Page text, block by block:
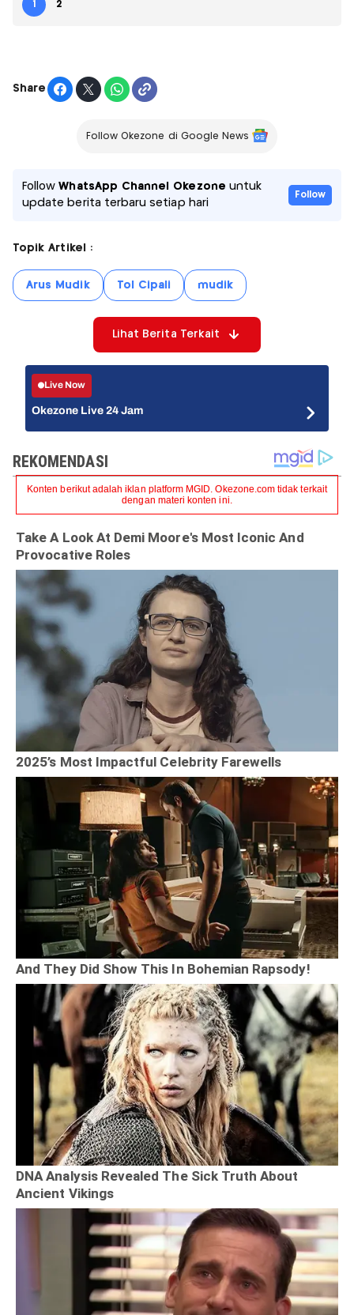
1 2
Share
Follow Okezone di Google News
FollowWhatsApp Channel Okezone untuk
update berita terbaru setiap hari
Follow
Topik Artikel :
Arus Mudik Tol Cipali mudik
Lihat Berita Terkait
Live Now
Okezone Live 24 Jam